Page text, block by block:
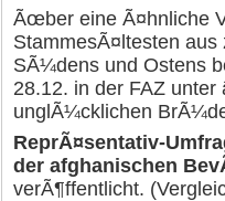
Ãœber eine Ã¤hnliche
StammesÃ¤ltesten
SÃ¼dens und Ostens
28.12. in der FAZ
unglÃ¼cklichen
ReprÃ¤sentativ-
der afghanischen
verÃ¶ffentlicht.